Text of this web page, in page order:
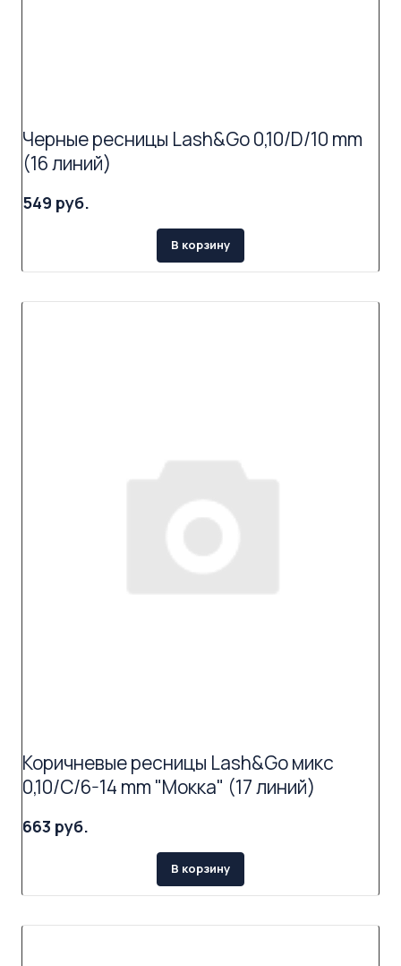
Черные ресницы Lash&Go 0,10/D/10 mm
(16 линий)
549 руб.
В корзину
Коричневые ресницы Lash&Go микс
0,10/C/6-14 mm "Мокка" (17 линий)
663 руб.
В корзину